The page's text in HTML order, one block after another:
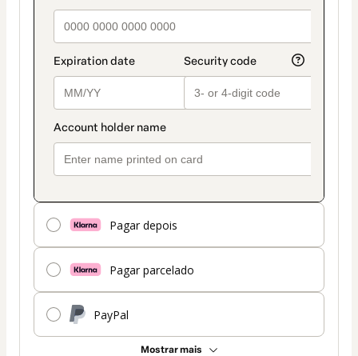
Pagar depois
Pagar parcelado
PayPal
Mostrar mais